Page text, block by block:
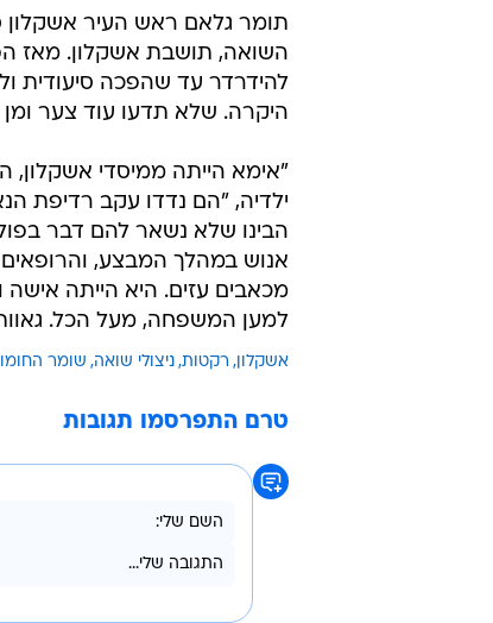
תומר גלאם ראש העיר
השואה, תושבת אשקלון. מאז
להידרדר עד שהפכה סיעודית
היקרה. שלא תדעו עוד צער ומן
ילדיה, "הם נדדו עקב רדיפת
הבינו שלא נשאר להם דבר
אנוש במהלך המבצע,
מכאבים עזים. היא הייתה
למען המשפחה, מעל הכל.
אשקלון רקטות ניצולי שואה שומר
טרם התפרסמו תגובות